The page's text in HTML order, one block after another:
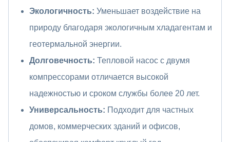
Экологичность: Уменьшает воздействие на
природу благодаря экологичным хладагентам и
геотермальной энергии.
Долговечность: Тепловой насос с двумя
компрессорами отличается высокой
надежностью и сроком службы более 20 лет.
Универсальность: Подходит для частных
домов, коммерческих зданий и офисов,